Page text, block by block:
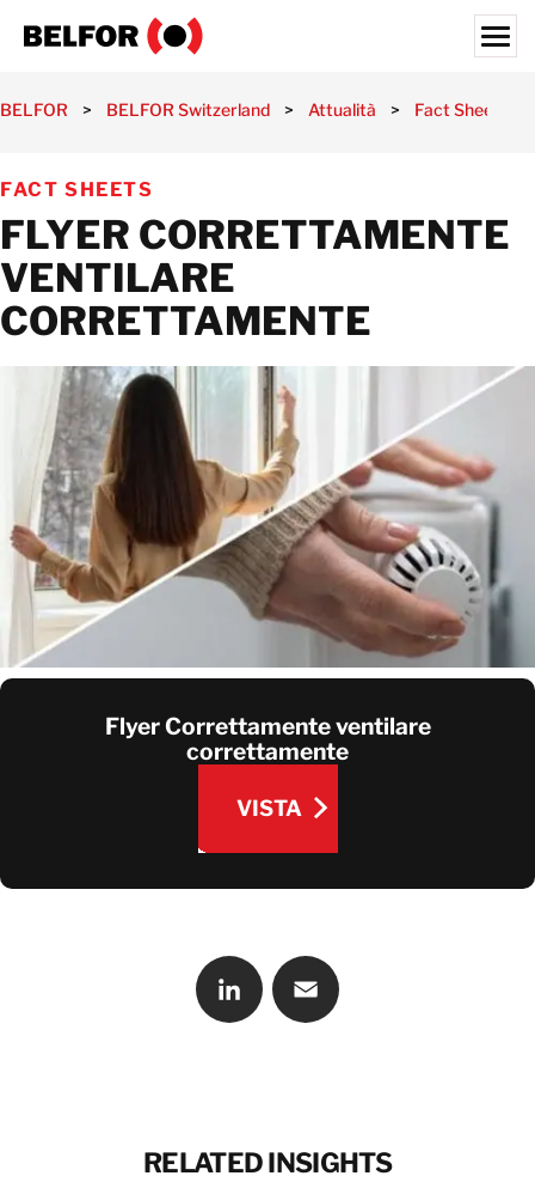
SERVIZI
ATTUALITÀ
JOBS
SVIZZERA
CONTATTATECI
CONTATTATECI
BELFOR > BELFOR Switzerland > Attualità > Fact Sheets
FACT SHEETS
FLYER CORRETTAMENTE
VENTILARE
CORRETTAMENTE
Flyer Correttamente ventilare
correttamente
VISTA
VISTA
RELATED INSIGHTS